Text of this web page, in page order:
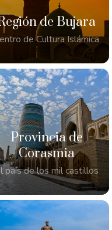
de Bujara
de Cultura Islámica
Provincia de
Corasmia
país de los mil castillos